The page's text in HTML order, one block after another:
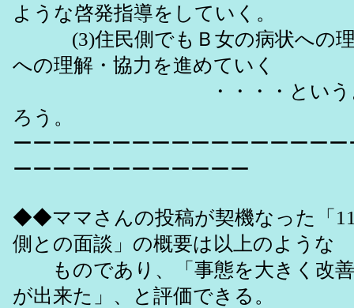
ような啓発指導をしていく。
(3)住民側でもＢ女の病状への理
への理解・協力を進めていく
・・・・というよう
ろう。
ーーーーーーーーーーーーーーーー
ーーーーーーーーーーーー
◆◆ママさんの投稿が契機なった「
側との面談」の概要は以上のような
ものであり、「事態を大きく改善
が出来た」、と評価できる。